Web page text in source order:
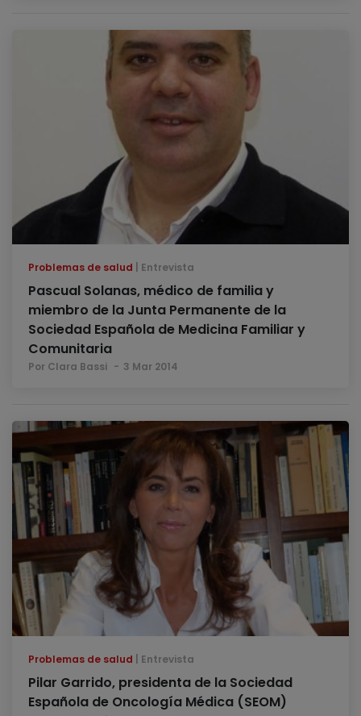
Problemas de salud Entrevista
Pascual Solanas, médico de familia y
miembro de la Junta Permanente de la
Sociedad Española de Medicina Familiar y
Comunitaria
Por Clara Bassi 3 Mar 2014
Problemas de salud Entrevista
Pilar Garrido, presidenta de la Sociedad
Española de Oncología Médica (SEOM)